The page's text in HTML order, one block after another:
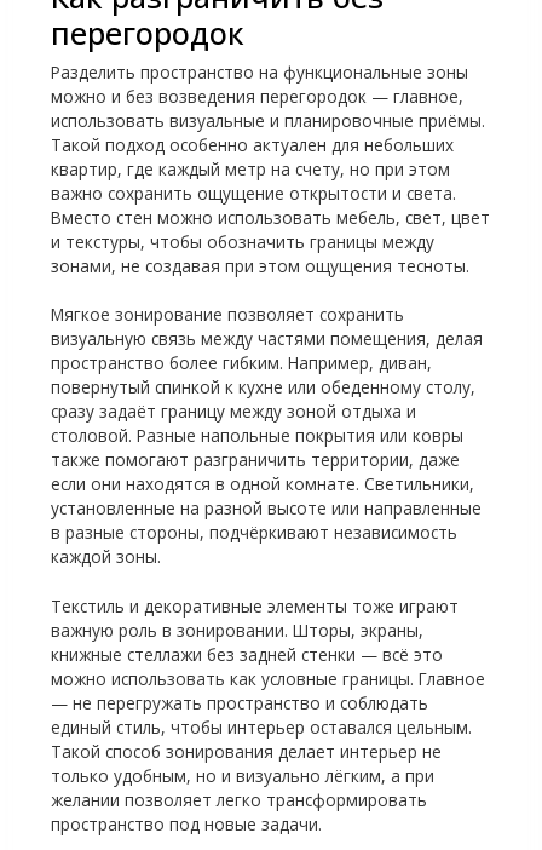
перегородок
Разделить пространство на функциональные зоны
можно и без возведения перегородок — главное,
использовать визуальные и планировочные приёмы.
Такой подход особенно актуален для небольших
квартир, где каждый метр на счету, но при этом
важно сохранить ощущение открытости и света.
Вместо стен можно использовать мебель, свет, цвет
и текстуры, чтобы обозначить границы между
зонами, не создавая при этом ощущения тесноты.
Мягкое зонирование позволяет сохранить
визуальную связь между частями помещения, делая
пространство более гибким. Например, диван,
повернутый спинкой к кухне или обеденному столу,
сразу задаёт границу между зоной отдыха и
столовой. Разные напольные покрытия или ковры
также помогают разграничить территории, даже
если они находятся в одной комнате. Светильники,
установленные на разной высоте или направленные
в разные стороны, подчёркивают независимость
каждой зоны.
Текстиль и декоративные элементы тоже играют
важную роль в зонировании. Шторы, экраны,
книжные стеллажи без задней стенки — всё это
можно использовать как условные границы. Главное
— не перегружать пространство и соблюдать
единый стиль, чтобы интерьер оставался цельным.
Такой способ зонирования делает интерьер не
только удобным, но и визуально лёгким, а при
желании позволяет легко трансформировать
пространство под новые задачи.